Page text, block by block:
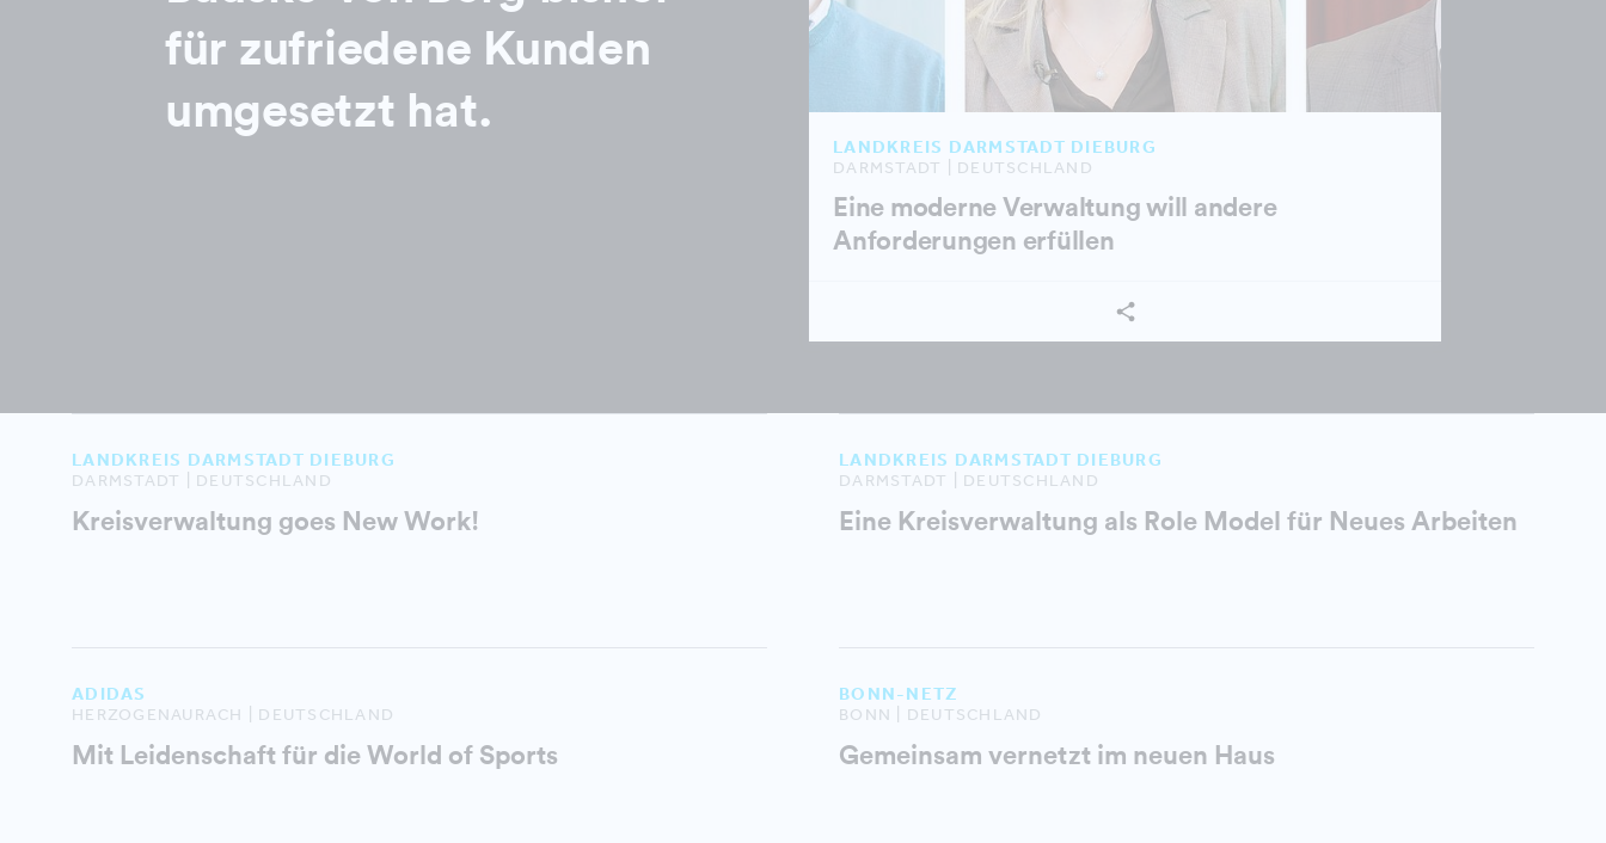
für zufriedene Kunden
umgesetzt hat.
LANDKREIS DARMSTADT DIEBURG
DARMSTADT | DEUTSCHLAND
Eine moderne Verwaltung will andere
Anforderungen erfüllen
LANDKREIS DARMSTADT DIEBURG
DARMSTADT | DEUTSCHLAND
Kreisverwaltung goes New Work!
LANDKREIS DARMSTADT DIEBURG
DARMSTADT | DEUTSCHLAND
Eine Kreisverwaltung als Role Model für Neues Arbeiten
ADIDAS
HERZOGENAURACH | DEUTSCHLAND
Mit Leidenschaft für die World of Sports
BONN-NETZ
BONN | DEUTSCHLAND
Gemeinsam vernetzt im neuen Haus